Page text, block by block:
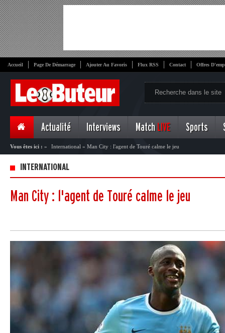
Accueil Page De Démarrage Ajouter Au Favoris Flux RSS Contact Offres
Actualité Interviews Match LIVE Sports
Vous êtes ici : » International » Man City : l'agent de Touré calme le jeu
INTERNATIONAL
Man City : l'agent de Touré calme le jeu